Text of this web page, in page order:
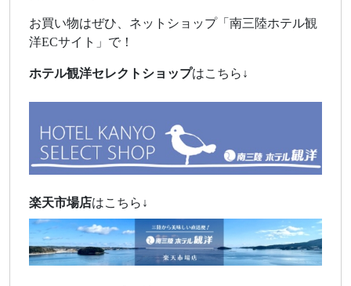
お買い物はぜひ、ネットショップ「南三陸ホテル観
洋ECサイト」で！
ホテル観洋セレクトショップはこちら↓
楽天市場店はこちら↓